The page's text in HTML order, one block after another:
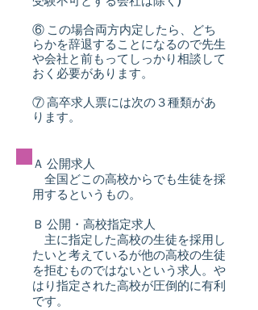
⑥ この場合両方内定したら、どち
らかを辞退することになるので先生
や会社と前もってしっかり相談して
おく必要があります。
⑦ 高卒求人票には次の３種類があ
ります。
Ａ 公開求人
全国どこの高校からでも生徒を採
用するというもの。
Ｂ 公開・高校指定求人
主に指定した高校の生徒を採用し
たいと考えているが他の高校の生徒
を拒むものではないという求人。や
はり指定された高校が圧倒的に有利
です。